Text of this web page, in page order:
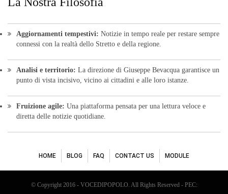
Aggiornamenti tempestivi: Notizie in tempo reale per restare sempre
connessi con la realtà dello Stretto e della regione.
Analisi e territorio: La direzione di Giuseppe Bevacqua garantisce un
punto di vista incisivo, vicino ai cittadini e alle loro istanze.
Fruizione agile: Una piattaforma pensata per una lettura veloce e
diretta delle notizie quotidiane.
HOME BLOG FAQ CONTACT US MODULE
© Copyright 2016 - VOCEDIPOPOLO. All Rights Reserved - PEC: